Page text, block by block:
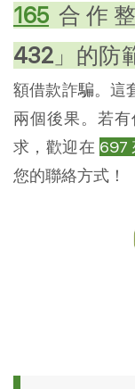
165 合作
432 」的防
額借款詐騙。這
兩個後果。若
求，歡迎在 697
您的聯絡方式！